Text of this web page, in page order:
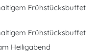
Frühstücksbuffet
Frühstücksbuffet
Heiligabend